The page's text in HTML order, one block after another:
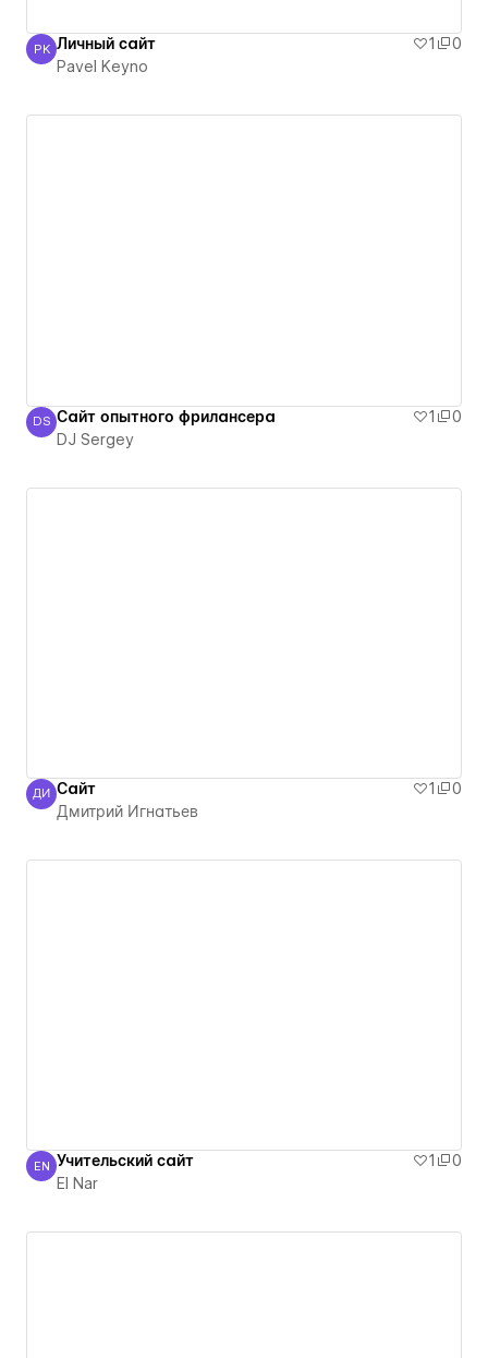
Pavel Keyno
PK Личный сайт 1
0
Pavel Keyno
DJ Sergey
DS Сайт опытного фрилансера 1
0
DJ Sergey
Дмитрий Игнатьев
ДИ Сайт 1
0
Дмитрий Игнатьев
El Nar
EN Учительский сайт 1
0
El Nar